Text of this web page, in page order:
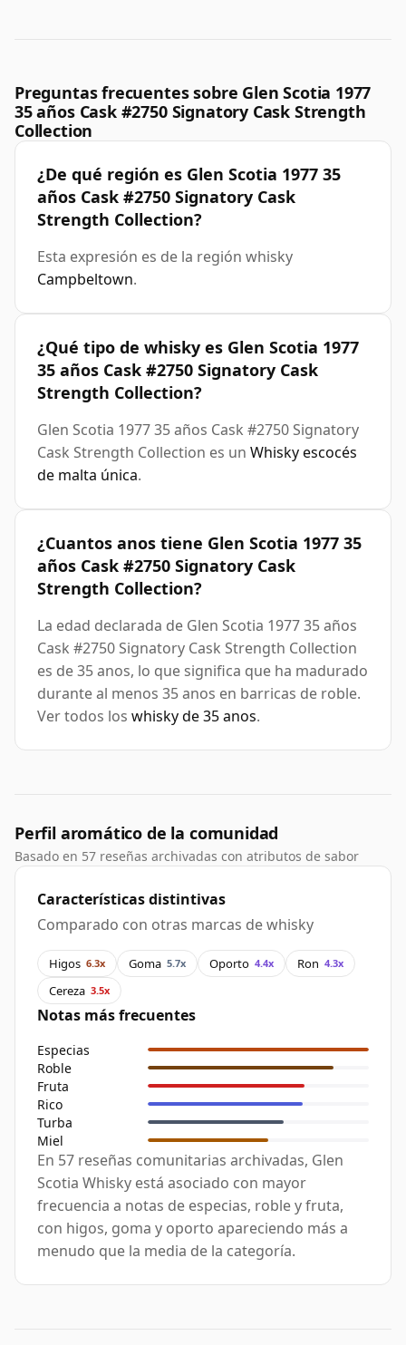
Preguntas frecuentes sobre Glen Scotia 1977
35 años Cask #2750 Signatory Cask Strength
Collection
¿De qué región es Glen Scotia 1977 35
años Cask #2750 Signatory Cask
Strength Collection?
Esta expresión es de la región whisky
Campbeltown.
¿Qué tipo de whisky es Glen Scotia 1977
35 años Cask #2750 Signatory Cask
Strength Collection?
Glen Scotia 1977 35 años Cask #2750 Signatory
Cask Strength Collection es un Whisky escocés
de malta única.
¿Cuantos anos tiene Glen Scotia 1977 35
años Cask #2750 Signatory Cask
Strength Collection?
La edad declarada de Glen Scotia 1977 35 años
Cask #2750 Signatory Cask Strength Collection
es de 35 anos, lo que significa que ha madurado
durante al menos 35 anos en barricas de roble.
Ver todos los whisky de 35 anos.
Perfil aromático de la comunidad
Basado en 57 reseñas archivadas con atributos de sabor
Características distintivas
Comparado con otras marcas de whisky
Higos 6.3x Goma 5.7x Oporto 4.4x Ron 4.3x
Cereza 3.5x
Notas más frecuentes
Especias
Roble
Fruta
Rico
Turba
Miel
En 57 reseñas comunitarias archivadas, Glen
Scotia Whisky está asociado con mayor
frecuencia a notas de especias, roble y fruta,
con higos, goma y oporto apareciendo más a
menudo que la media de la categoría.